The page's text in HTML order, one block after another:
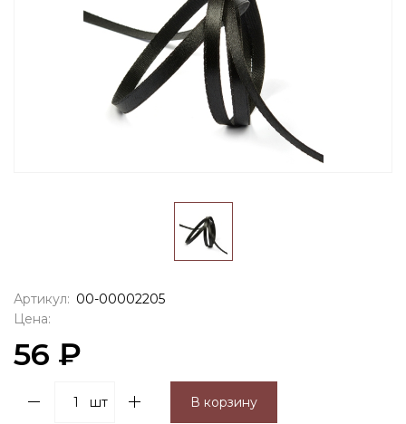
Артикул: 00-00002205
Цена:
56 ₽
шт В корзину